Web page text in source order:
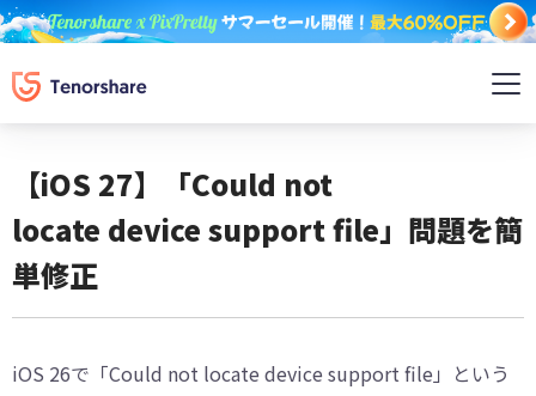
【iOS 27】「Could not
locate device support file」問題を簡
単修正
iOS 26で「Could not locate device support file」という